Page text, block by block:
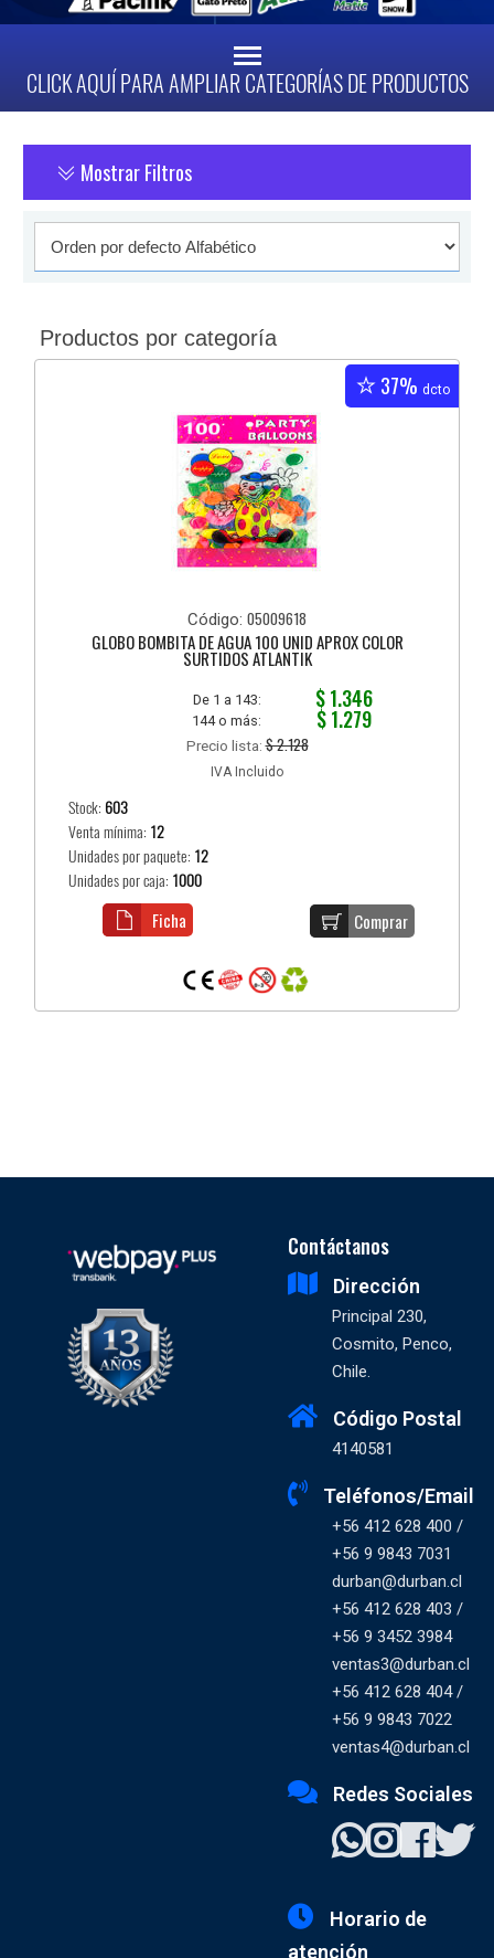
CLICK AQUÍ PARA AMPLIAR CATEGORÍAS DE PRODUCTOS
Mostrar Filtros
Productos por categoría
37% dcto
Código: 05009618
GLOBO BOMBITA DE AGUA 100 UNID APROX COLOR
SURTIDOS ATLANTIK
De 1 a 143: $ 1.346
144 o más: $ 1.279
Precio lista:$ 2.128
IVA Incluido
Stock: 603
Venta mínima: 12
Unidades por paquete: 12
Unidades por caja: 1000
Comprar
Ficha
Contáctanos
Dirección
Principal 230,
Cosmito, Penco,
Chile.
Código Postal
4140581
Teléfonos/Email
+56 412 628 400 /
+56 9 9843 7031
durban@durban.cl
+56 412 628 403 /
+56 9 3452 3984
ventas3@durban.cl
+56 412 628 404 /
+56 9 9843 7022
ventas4@durban.cl
Redes Sociales
Horario de
atención